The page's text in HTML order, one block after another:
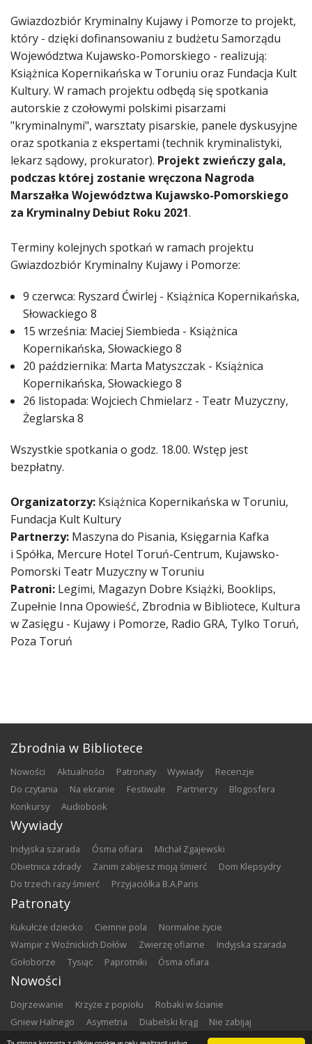
Gwiazdozbiór Kryminalny Kujawy i Pomorze to projekt,
który - dzięki dofinansowaniu z budżetu Samorządu
Województwa Kujawsko-Pomorskiego - realizują:
Książnica Kopernikańska w Toruniu oraz Fundacja Kult
Kultury. W ramach projektu odbędą się spotkania
autorskie z czołowymi polskimi pisarzami
"kryminalnymi", warsztaty pisarskie, panele dyskusyjne
oraz spotkania z ekspertami (technik kryminalistyki,
lekarz sądowy, prokurator). Projekt zwieńczy gala,
podczas której zostanie wręczona Nagroda
Marszałka Województwa Kujawsko-Pomorskiego
za Kryminalny Debiut Roku 2021.
Terminy kolejnych spotkań w ramach projektu
Gwiazdozbiór Kryminalny Kujawy i Pomorze:
9 czerwca: Ryszard Ćwirlej - Książnica Kopernikańska,
Słowackiego 8
15 września: Maciej Siembieda - Książnica
Kopernikańska, Słowackiego 8
20 października: Marta Matyszczak - Książnica
Kopernikańska, Słowackiego 8
26 listopada: Wojciech Chmielarz - Teatr Muzyczny,
Żeglarska 8
Wszystkie spotkania o godz. 18.00. Wstęp jest
bezpłatny.
Organizatorzy: Książnica Kopernikańska w Toruniu,
Fundacja Kult Kultury
Partnerzy: Maszyna do Pisania, Księgarnia Kafka
i Spółka, Mercure Hotel Toruń-Centrum, Kujawsko-
Pomorski Teatr Muzyczny w Toruniu
Patroni: Legimi, Magazyn Dobre Książki, Booklips,
Zupełnie Inna Opowieść, Zbrodnia w Bibliotece, Kultura
w Zasięgu - Kujawy i Pomorze, Radio GRA, Tylko Toruń,
Poza Toruń
Zbrodnia w Bibliotece
nowości aktualności patronaty wywiady
recenzje
do czytania
na ekranie festiwale partnerzy
blogosfera
konkursy
audiobook
Wywiady
Indyjska szarada Ósma ofiara
Michał Zgajewski
Obietnica zdrady
Zanim zabijesz moją śmierć
Dom Klepsydry
Do trzech razy śmierć
Przyjaciółka B.A.Paris
Patronaty
Kukułcze dziecko Ciemne pola
Normalne życie
Wampir z Woźnickich Dołów
Zwierzę ofiarne
Indyjska szarada
Gołoborze
Tysiąc Paprotniki Ósma ofiara
Nowości
Dojrzewanie Krzyże z popiołu
Robaki w ścianie
Gniew Halnego
Asymetria Diabelski krąg
Nie zabijaj
Dowody zbrodni
Zemsta Matki chrzestne